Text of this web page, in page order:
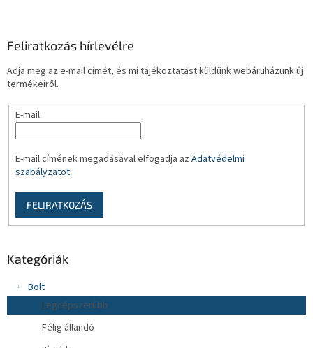
Feliratkozás hírlevélre
Adja meg az e-mail címét, és mi tájékoztatást küldünk webáruházunk új
termékeiről.
E-mail
E-mail címének megadásával elfogadja az Adatvédelmi
szabályzatot
FELIRATKOZÁS
Kategóriák
Bolt
Legnépszerűbb
Félig állandó